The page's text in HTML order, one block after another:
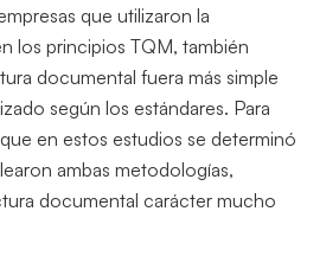
que utilizaron la
los principios TQM, también
documental fuera más simple
según los estándares. Para
en estos estudios se determinó
ambas metodologías,
documental carácter mucho